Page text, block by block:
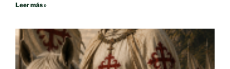
Leer más »